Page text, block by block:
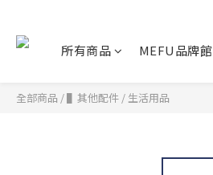
所有商品 MEFU品牌館
全部商品 /▌其他配件 / 生活用品